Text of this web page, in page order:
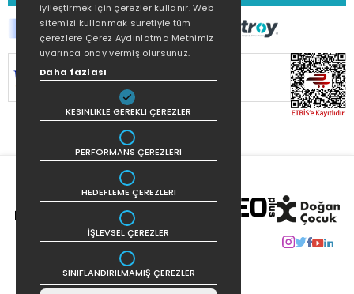
SİTEMİZ
KORUNMAKTADIR.
iyileştirmek için çerezler kullanır. Web
sitemizi kullanmak suretiyle tüm
çerezlere Çerez Aydınlatma Metnimiz
uyarınca onay vermiş olursunuz.
Daha fazlası
KESINLIKLE GEREKLI ÇEREZLER
PERFORMANS ÇEREZLERI
HEDEFLEME ÇEREZLERI
İŞLEVSEL ÇEREZLER
SINIFLANDIRILMAMIŞ ÇEREZLER